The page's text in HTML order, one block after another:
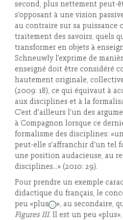
second, plus nettement peut-
s’opposant à une vision
au contraire sur sa puissance
traitement des savoirs, quels
transformer en objets à
Schneuwly l’exprime de
enseigné doit être considéré
hautement originale,
(2009: 18), ce qui équivaut à
aux disciplines et à la
C’est d’ailleurs l’un des
à Compagnon lorsque ce
formalisme des disciplines:
peut-elle s’affranchir d’un tel
une position audacieuse, au
disciplines…» (2010: 29).
Pour prendre un exemple
didactique du français, le
peu «plus 11 », au secondaire,
Figures III. Il est un peu